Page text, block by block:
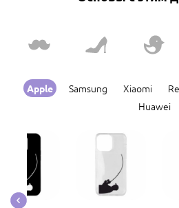
Apple Samsung Xiaomi
Huawei